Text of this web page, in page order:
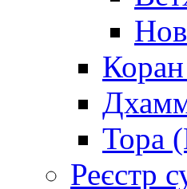
Тора
Реєстр